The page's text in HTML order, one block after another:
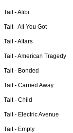
Tait -Alibi
Tait -All You Got
Tait -Altars
Tait -American Tragedy
Tait - Bonded
Tait - Carried Away
Tait - Child
Tait - Electric Avenue
Tait - Empty